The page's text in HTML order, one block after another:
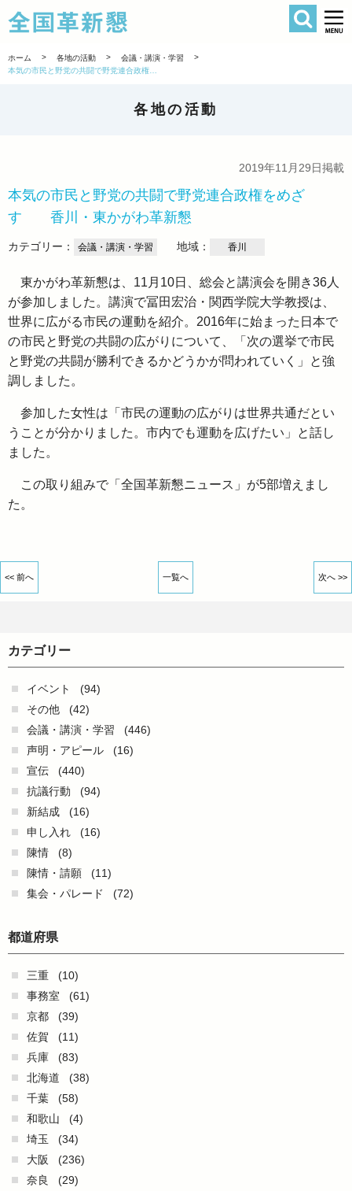
全国革新懇
検索
ホーム > 各地の活動 > 会議・講演・学習
>
各地の活動
2019年11月29日掲載
本気の市民と野党の共闘で野党連合政権をめざ
す 香川・東かがわ革新懇
カテゴリー： 会議・講演・学習 地域： 香川
東かがわ革新懇は、11月10日、総会と講演会を開き36人
が参加しました。講演で冨田宏治・関西学院大学教授は、
世界に広がる市民の運動を紹介。2016年に始まった日本で
の市民と野党の共闘の広がりについて、「次の選挙で市民
と野党の共闘が勝利できるかどうかが問われていく」と強
調しました。
参加した女性は「市民の運動の広がりは世界共通だとい
うことが分かりました。市内でも運動を広げたい」と話し
ました。
この取り組みで「全国革新懇ニュース」が5部増えまし
た。
<< 前へ 一覧へ 次へ >>
カテゴリー
イベント
(94)
その他
(42)
会議・講演・学習
(446)
声明・アピール
(16)
宣伝
(440)
抗議行動
(94)
新結成
(16)
申し入れ
(16)
陳情
(8)
陳情・請願
(11)
集会・パレード
(72)
都道府県
三重
(10)
事務室
(61)
京都
(39)
佐賀
(11)
兵庫
(83)
北海道
(38)
千葉
(58)
和歌山
(4)
埼玉
(34)
大阪
(236)
奈良
(29)